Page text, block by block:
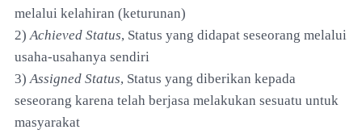
melalui kelahiran (keturunan)
2)Achieved Status, Status yang didapat seseorang melalui
usaha-usahanya sendiri
3)Assigned Status, Status yang diberikan kepada
seseorang karena telah berjasa melakukan sesuatu untuk
masyarakat